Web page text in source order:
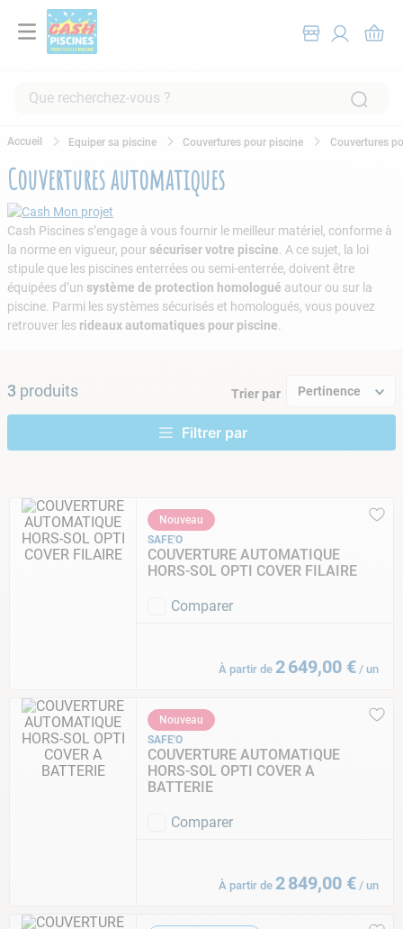
Que recherchez-vous ?
Equiper sa piscine Couvertures pour piscine Couvertures
Couvertures automatiques
Cash Piscines s’engage à vous fournir le meilleur matériel, conforme à
la norme en vigueur, pour sécuriser votre piscine . A ce sujet, la loi
stipule que les piscines enterrées ou semi-enterrée, doivent être
équipées d’un système de protection homologué autour ou sur la
piscine. Parmi les systèmes sécurisés et homologués, vous pouvez
retrouver les rideaux automatiques pour piscine
3 produits Trier par Pertinence
Nouveau
SAFE'O
COUVERTURE AUTOMATIQUE
HORS-SOL OPTI COVER FILAIRE
Comparer
À partir de 2649,00 € / un
Nouveau
SAFE'O
COUVERTURE AUTOMATIQUE
HORS-SOL OPTI COVER A
BATTERIE
Comparer
À partir de 2849,00 € / un
2
piscine hors sol
3.
robot piscine
4.
aspirateur
5.
chlore
tuyau
9.
aspirateur piscine